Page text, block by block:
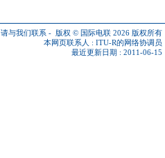
请与我们联系 - 版权 © 国际电联 2026 版权所有
本网页联系人 : ITU-R的网络协调员
最近更新日期 : 2011-06-15